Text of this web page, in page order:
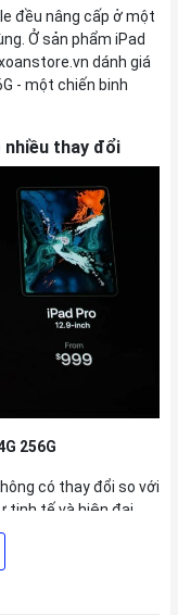
đều nâng cấp ở một
Ở sản phẩm iPad
dánh giá
- một chiến binh
nhiều thay đổi
256G
có thay đổi so với
tinh tế và hiện đại
inch. Trong đó, sản